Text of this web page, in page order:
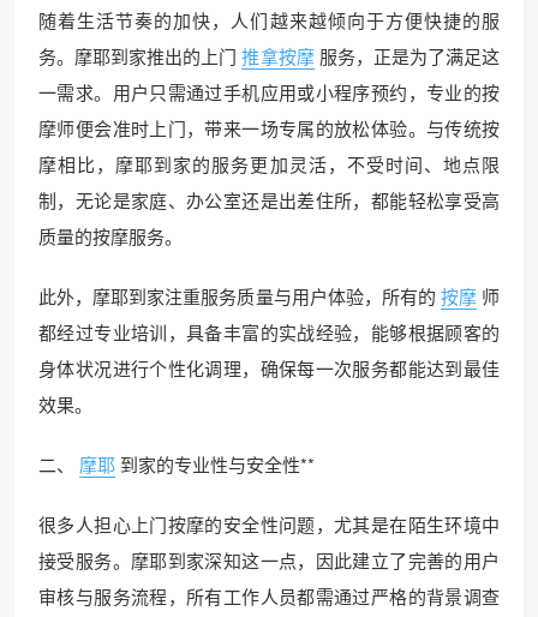
随着生活节奏的加快，人们越来越倾向于方便快捷的服
务。摩耶到家推出的上门 推拿按摩 服务，正是为了满足这
一需求。用户只需通过手机应用或小程序预约，专业的按
摩师便会准时上门，带来一场专属的放松体验。与传统按
摩相比，摩耶到家的服务更加灵活，不受时间、地点限
制，无论是家庭、办公室还是出差住所，都能轻松享受高
质量的按摩服务。
此外，摩耶到家注重服务质量与用户体验，所有的 按摩 师
都经过专业培训，具备丰富的实战经验，能够根据顾客的
身体状况进行个性化调理，确保每一次服务都能达到最佳
效果。
二、 摩耶 到家的专业性与安全性**
很多人担心上门按摩的安全性问题，尤其是在陌生环境中
接受服务。摩耶到家深知这一点，因此建立了完善的用户
审核与服务流程，所有工作人员都需通过严格的背景调查